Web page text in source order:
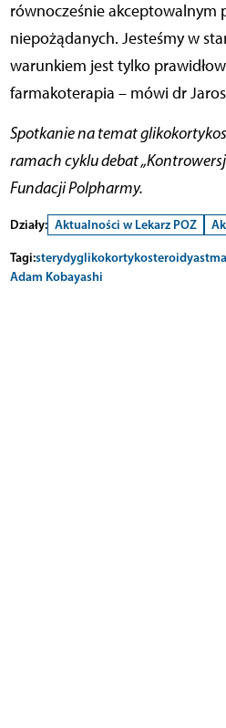
równocześnie akceptowalnym
niepożądanych. Jesteśmy w
warunkiem jest tylko
farmakoterapia – mówi dr
Spotkanie na temat
ramach cyklu debat
Fundacji Polpharmy.
Działy: Aktualności w Lekarz POZ
Tagi:sterydyglikokortykosteroidyastma
Adam Kobayashi